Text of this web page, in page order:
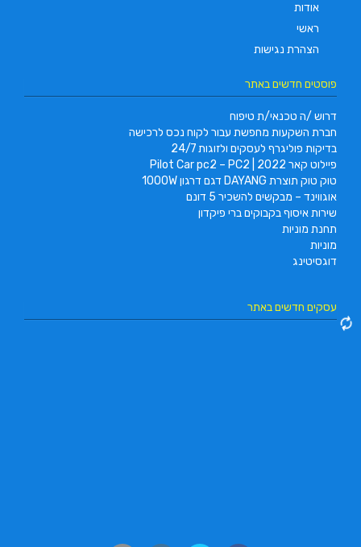
אודות
ראשי
הצהרת נגישות
פוסטים חדשים באתר
דרוש /ה טכנאי/ת טיפוח
חברת השקעות מחפשת עבור לקוח נכס לרכישה
בדיקות פוליגרף לעסקים ולזוגות 24/7
פיילוט קאר 2022 | Pilot Car pc2 – PC2
טוק טוק תוצרת DAYANG דגם דרגון 1000W
אוגווינד – מבקשים להשכיר 5 דונם
שירות איסוף בקבוקים ברי פיקדון
תחנת מוניות
מוניות
דוגסיטינג
עסקים חדשים באתר